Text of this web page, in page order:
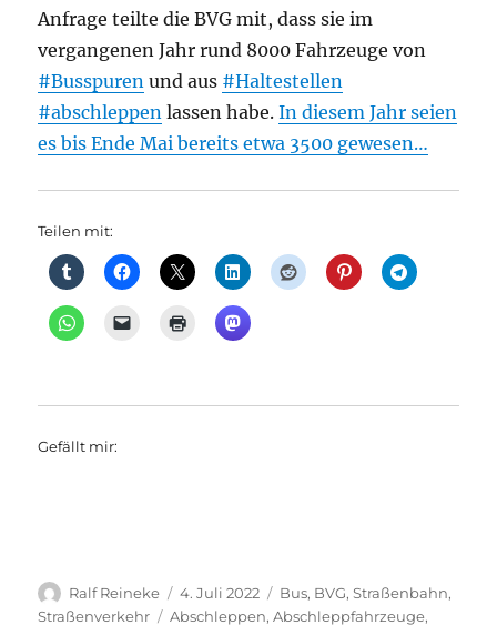
Anfrage teilte die BVG mit, dass sie im
vergangenen Jahr rund 8000 Fahrzeuge von
#Busspuren und aus #Haltestellen
#abschleppen lassen habe.In diesem Jahr seien
es bis Ende Mai bereits etwa 3500 gewesen…
Teilen mit:
Gefällt mir:
Autor
Ralf Reineke
Veröffentlicht
am
4. Juli 2022 Kategorien
Bus, BVG,Straßenbahn,
Straßenverkehr
Schlagwörter
Abschleppen,Abschleppfahrzeuge,